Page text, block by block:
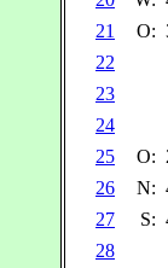
21
O:
22
23
24
25
O:
26
N:
27
S:
28